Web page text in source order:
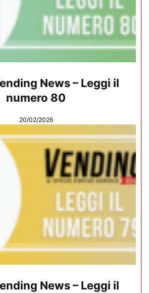
News – Leggi il
numero 80
20/02/2026
News – Leggi il